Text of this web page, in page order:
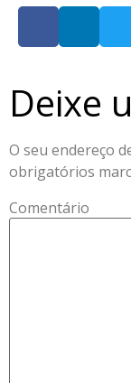
Deixe
O seu endereço
obrigatórios
Comentário